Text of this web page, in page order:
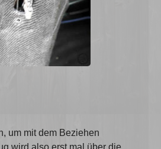
um mit dem Beziehen
wird also erst mal über die